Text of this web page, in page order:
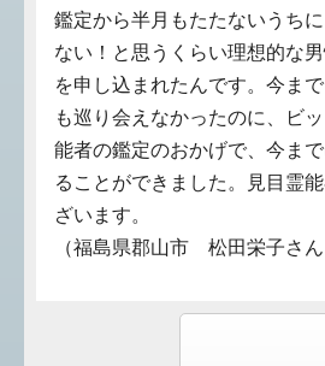
鑑定から半月もたたないうち
ない！と思うくらい理想的な
を申し込まれたんです。今ま
も巡り会えなかったのに、ビ
能者の鑑定のおかげで、今ま
ることができました。見目霊
ざいます。
（福島県郡山市 松田栄子さ